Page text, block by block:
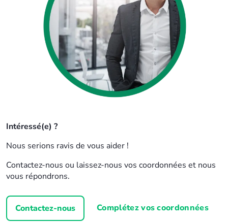
Intéressé(e) ?
Nous serions ravis de vous aider !
Contactez-nous ou laissez-nous vos coordonnées et nous
vous répondrons.
Contactez-nous Complétez vos coordonnées